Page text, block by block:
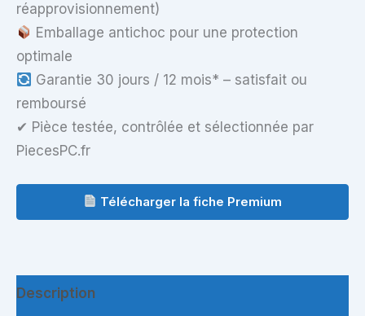
réapprovisionnement)
Emballage antichoc pour une protection
optimale
Garantie 30 jours / 12 mois* – satisfait ou
remboursé
✔ Pièce testée, contrôlée et sélectionnée par
PiecesPC.fr
Télécharger la fiche Premium
Description